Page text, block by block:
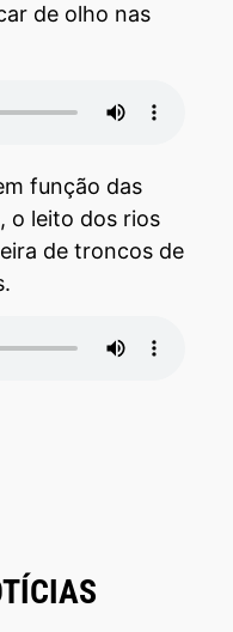
de olho nas
função das
o leito dos rios
de troncos de